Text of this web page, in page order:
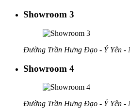
Showroom 3
Đường Trần Hưng Đạo - Ý Yên -
Showroom 4
Đường Trần Hưng Đạo - Ý Yên -